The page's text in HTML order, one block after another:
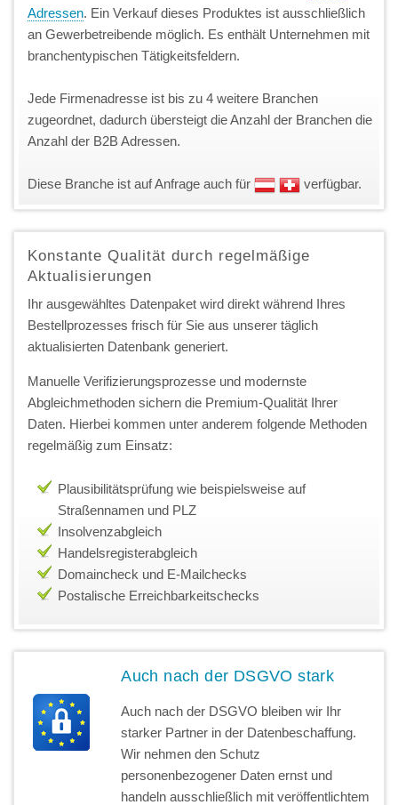
Adressen. Ein Verkauf dieses Produktes ist ausschließlich
an Gewerbetreibende möglich. Es enthält Unternehmen mit
branchentypischen Tätigkeitsfeldern.
Jede Firmenadresse ist bis zu 4 weitere Branchen
zugeordnet, dadurch übersteigt die Anzahl der Branchen die
Anzahl der B2B Adressen.
Diese Branche ist auf Anfrage auch für verfügbar.
Konstante Qualität durch regelmäßige
Aktualisierungen
Ihr ausgewähltes Datenpaket wird direkt während Ihres
Bestellprozesses frisch für Sie aus unserer täglich
aktualisierten Datenbank generiert.
Manuelle Verifizierungsprozesse und modernste
Abgleichmethoden sichern die Premium-Qualität Ihrer
Daten. Hierbei kommen unter anderem folgende Methoden
regelmäßig zum Einsatz:
Plausibilitätsprüfung wie beispielsweise auf
Straßennamen und PLZ
Insolvenzabgleich
Handelsregisterabgleich
Domaincheck und E-Mailchecks
Postalische Erreichbarkeitschecks
Auch nach der DSGVO stark
Auch nach der DSGVO bleiben wir Ihr
starker Partner in der Datenbeschaffung.
Wir nehmen den Schutz
personenbezogener Daten ernst und
handeln ausschließlich mit veröffentlichtem